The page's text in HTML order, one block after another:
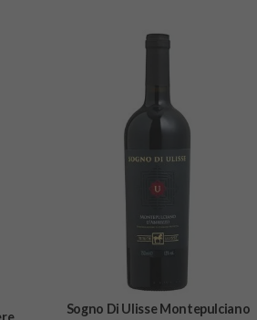
Sogno Di Ulisse Montepulciano